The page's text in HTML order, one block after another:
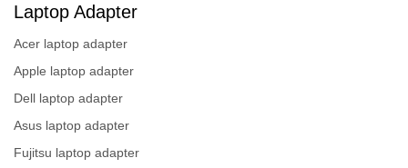
Laptop Adapter
Acer laptop adapter
Apple laptop adapter
Dell laptop adapter
Asus laptop adapter
Fujitsu laptop adapter